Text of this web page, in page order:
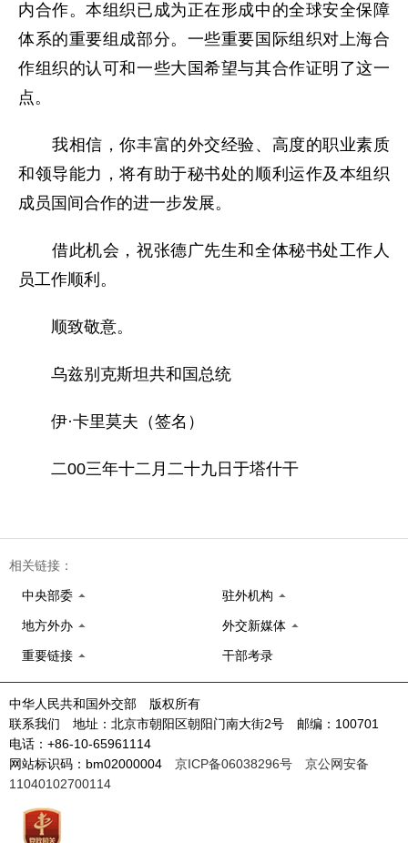
内合作。本组织已成为正在形成中的全球安全保障
体系的重要组成部分。一些重要国际组织对上海合
作组织的认可和一些大国希望与其合作证明了这一
点。
我相信，你丰富的外交经验、高度的职业素质
和领导能力，将有助于秘书处的顺利运作及本组织
成员国间合作的进一步发展。
借此机会，祝张德广先生和全体秘书处工作人
员工作顺利。
顺致敬意。
乌兹别克斯坦共和国总统
伊·卡里莫夫（签名）
二00三年十二月二十九日于塔什干
相关链接：
中央部委 驻外机构
地方外办 外交新媒体
重要链接 干部考录
中华人民共和国外交部 版权所有
联系我们 地址：北京市朝阳区朝阳门南大街2号 邮编：100701
电话：+86-10-65961114
网站标识码：bm02000004 京ICP备06038296号
京公网安备
11040102700114